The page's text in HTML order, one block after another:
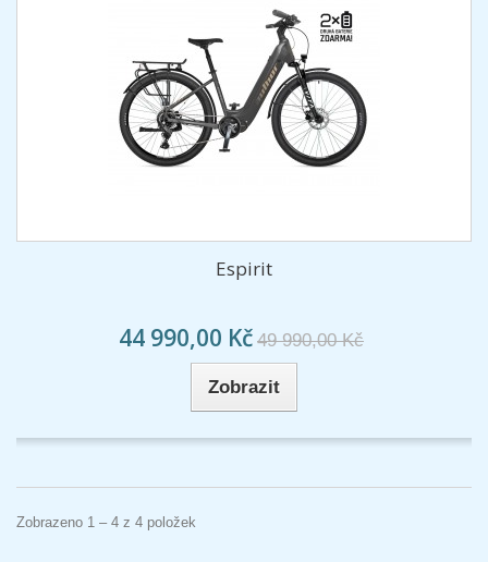
Espirit
44 990,00 Kč 49 990,00 Kč
Zobrazit
Zobrazeno 1 – 4 z 4 položek